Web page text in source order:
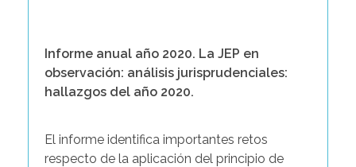
Informe anual año 2020. La JEP en
observación: análisis jurisprudenciales:
hallazgos del año 2020.
El informe identifica importantes retos
respecto de la aplicación del principio de